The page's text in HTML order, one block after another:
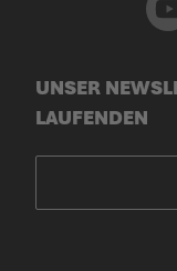
UNSER
LAUFENDEN